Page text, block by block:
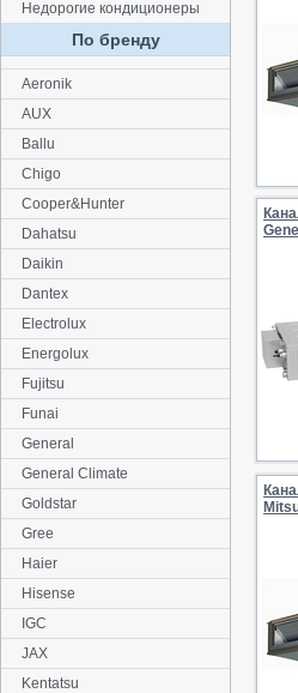
Недорогие кондиционеры
По бренду
Aeronik
AUX
Ballu
Chigo
Cooper&Hunter
Dahatsu
Daikin
Dantex
Electrolux
Energolux
Fujitsu
Funai
General
General Climate
Goldstar
Gree
Haier
Hisense
IGC
JAX
Kentatsu